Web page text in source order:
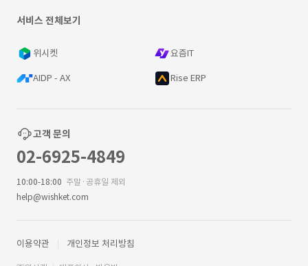
서비스 전체보기
위시켓 요즘IT
AIDP - AX Rise ERP
고객 문의
02-6925-4849
10:00-18:00 주말·공휴일 제외
help@wishket.com
이용약관 개인정보 처리방침